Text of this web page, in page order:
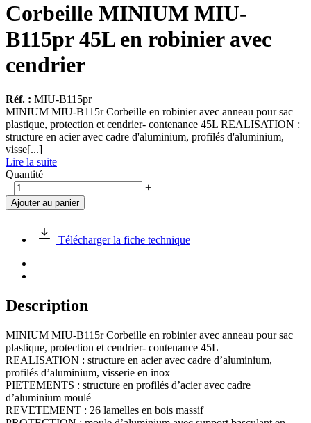
Corbeille MINIUM MIU-
B115pr 45L en robinier avec
cendrier
Réf. : MIU-B115pr
MINIUM MIU-B115r Corbeille en robinier avec anneau pour sac
plastique, protection et cendrier- contenance 45L REALISATION :
structure en acier avec cadre d'aluminium, profilés d'aluminium,
visse[...]
Lire la suite
Quantité
quantité
de
Corbeille
MIU-
avec
cendrier
– +
Ajouter au panier
Télécharger la fiche technique
Description
MINIUM MIU-B115r Corbeille en robinier avec anneau pour sac
plastique, protection et cendrier- contenance 45L
REALISATION : structure en acier avec cadre d’aluminium,
profilés d’aluminium, visserie en inox
PIETEMENTS : structure en profilés d’acier avec cadre
d’aluminium moulé
REVETEMENT : 26 lamelles en bois massif